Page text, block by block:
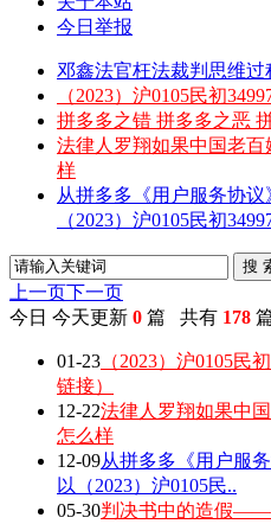
今日举报
邓鑫法官枉法裁判思维过
（2023）沪0105民初
拼多多之错 拼多多之恶
法律人罗翔如果中国老
样
从拼多多《用户服务协
（2023）沪0105民初
搜
上一页下一页
今日 今天更新 0 篇 共有 178
01-23 （2023）沪0105民
链接）
12-22法律人罗翔如果中
怎么样
12-09从拼多多《用户服
以（2023）沪0105民..
05-30判决书中的造假